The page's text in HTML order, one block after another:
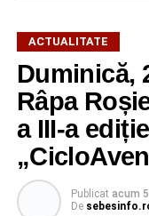
ACTUALITATE
Duminică,
Râpa
a III-a
Publicat acum
De